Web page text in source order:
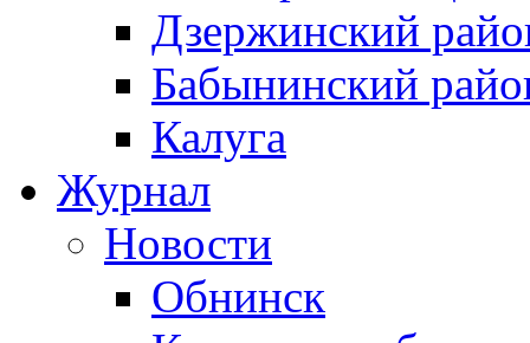
Дзержинский
Бабынинский
Калуга
Журнал
Новости
Обнинск